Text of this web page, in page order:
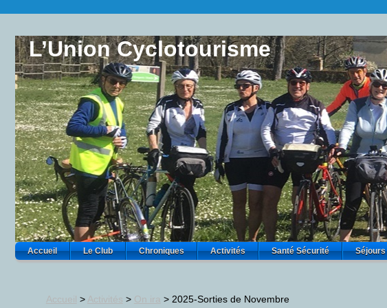
L’Union Cyclotourisme
Accueil Le Club Chroniques Activités Santé Sécurité Séjours
Accueil > Activités > On ira > 2025-Sorties de Novembre